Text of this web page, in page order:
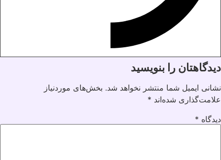
دیدگاهتان را بنویسید
نشانی ایمیل شما منتشر نخواهد شد. بخش‌های موردنیاز
علامت‌گذاری شده‌اند *
دیدگاه *